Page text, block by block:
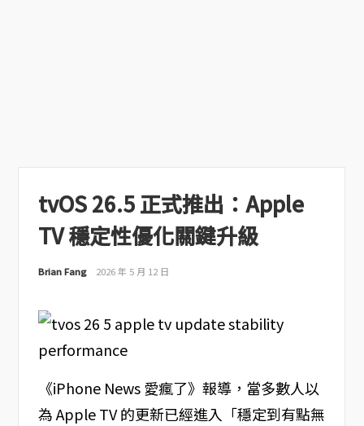
tvOS 26.5 正式推出：Apple
TV 穩定性優化關鍵升級
Brian Fang 2026 年 5 月 12 日
《iPhone News 愛瘋了》報導，當多數人以
為 Apple TV 的更新已經進入「穩定到有點無